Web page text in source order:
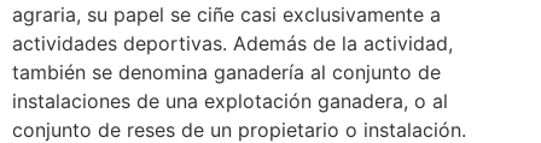
agraria, su papel se ciñe casi exclusivamente a
actividades deportivas. Además de la actividad,
también se denomina ganadería al conjunto de
instalaciones de una explotación ganadera, o al
conjunto de reses de un propietario o instalación.